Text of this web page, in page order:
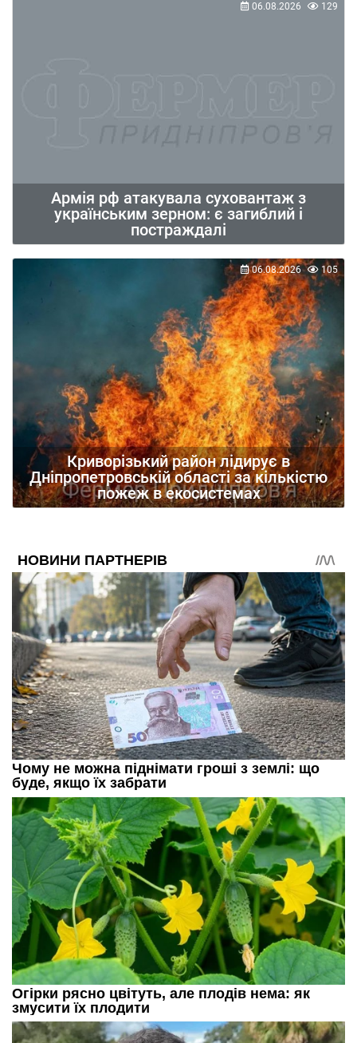
Армія рф атакувала суховантаж з
українським зерном: є загиблий і
постраждалі
06.08.2026 129
Криворізький район лідирує в
Дніпропетровській області за кількістю
пожеж в екосистемах
06.08.2026 105